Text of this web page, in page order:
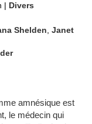
| Divers
Shelden ,Janet
amnésique est
le médecin qui